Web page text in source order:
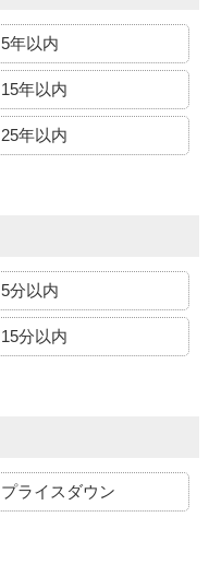
5年以内
15年以内
25年以内
5分以内
15分以内
プライスダウン